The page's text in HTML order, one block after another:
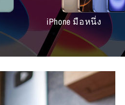
iPhone มือหนึ่ง